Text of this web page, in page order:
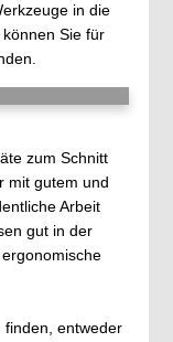
in die
Sie für
zum Schnitt
mit gutem und
Arbeit
gut in der
finden, entweder